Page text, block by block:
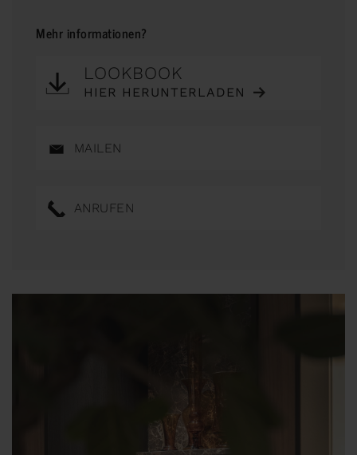
Mehr informationen?
LOOKBOOK
HIER HERUNTERLADEN
MAILEN
ANRUFEN